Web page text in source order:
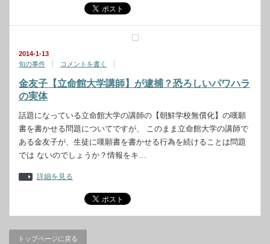
2014-1-13
旬の事件
コメントを書く
金友子【立命館大学講師】が逮捕？恐ろしいパワハラ
の実体
話題になっている立命館大学の講師の【朝鮮学校無償化】の嘆願
書を書かせる問題についてですが、 このまま立命館大学の講師で
ある金友子が、生徒に嘆願書を書かせる行為を続けることは問題
では ないのでしょうか？情報をキ…
詳細を見る
トップページに戻る